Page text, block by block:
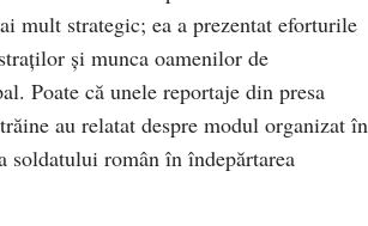
mult strategic; ea a prezentat eforturile
şi munca oamenilor de
Poate că unele reportaje din presa
au relatat despre modul organizat în
soldatului român în îndepărtarea